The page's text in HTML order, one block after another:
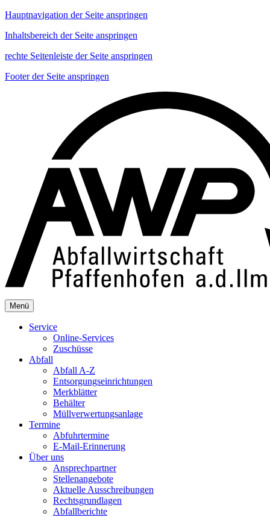
Hauptnavigation der Seite anspringen
Inhaltsbereich der Seite anspringen
rechte Seitenleiste der Seite anspringen
Footer der Seite anspringen
Menü
Service
Online-Services
Zuschüsse
Abfall
Abfall A-Z
Entsorgungseinrichtungen
Merkblätter
Behälter
Müllverwertungsanlage
Termine
Abfuhrtermine
E-Mail-Erinnerung
Über uns
Ansprechpartner
Stellenangebote
Aktuelle Ausschreibungen
Rechtsgrundlagen
Abfallberichte